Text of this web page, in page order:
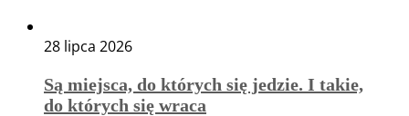
28 lipca 2026
Są miejsca, do których się jedzie. I takie,
do których się wraca